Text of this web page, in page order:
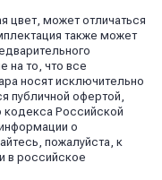
цвет, может отличаться
также может
на то, что все
носят исключительно
публичной офертой,
кодекса Российской
о
пожалуйста, к
в российское